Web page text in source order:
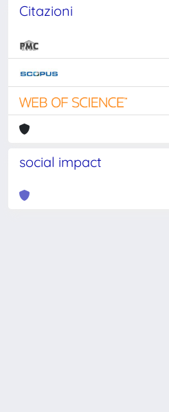
Citazioni
social impact